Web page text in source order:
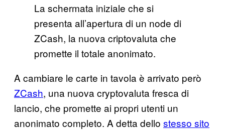
La schermata iniziale che si
presenta all’apertura di un node di
ZCash, la nuova criptovaluta che
promette il totale anonimato.
A cambiare le carte in tavola è arrivato però
ZCash, una nuova cryptovaluta fresca di
lancio, che promette ai propri utenti un
anonimato completo. A detta dello stesso sito